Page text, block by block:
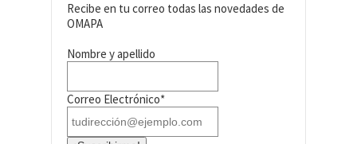
Recibe en tu correo todas las novedades de
OMAPA
Nombre y apellido
Correo Electrónico*